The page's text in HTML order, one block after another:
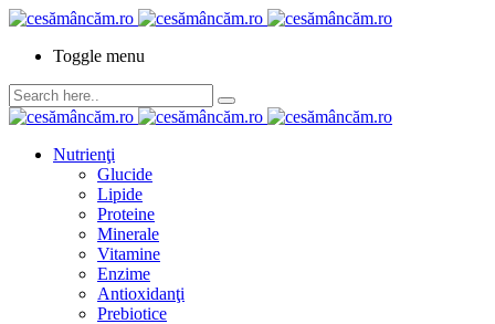
Toggle menu
Nutrienţi
Glucide
Lipide
Proteine
Minerale
Vitamine
Enzime
Antioxidanţi
Prebiotice